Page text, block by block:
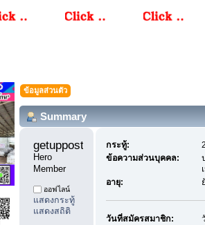
ข้อมูลส่วนตัว
Summary
Hero
Member
ออฟไลน์
แสดงกระทู้
แสดงสถิติ
กระทู้:
ข้อความส่วนบุคคล:
อายุ:
วันที่สมัครสมาชิก: